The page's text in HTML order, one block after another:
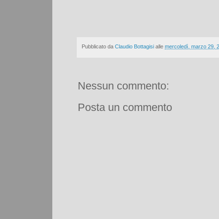
Pubblicato da Claudio Bottagisi alle mercoledì, marzo 29,
Nessun commento:
Posta un commento